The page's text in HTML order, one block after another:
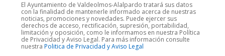
El Ayuntamiento de Valdeolmos-Alalpardo tratará sus datos
con la finalidad de mantenerle informado acerca de nuestras
noticias, promociones y novedades. Puede ejercer sus
derechos de acceso, rectificación, supresión, portabilidad,
limitación y oposición, como le informamos en nuestra Política
de Privacidad y Aviso Legal. Para más información consulte
nuestra Politica de Privacidad y Aviso Legal